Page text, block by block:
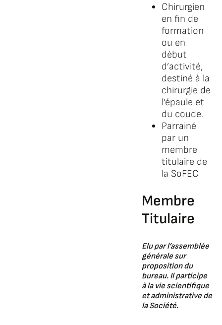
Chirurgien
en fin de
formation
ou en
début
d’activité,
destiné à la
chirurgie de
l’épaule et
du coude.
Parrainé
par un
membre
titulaire de
la SoFEC
Membre
Titulaire
Elu par l’assemblée
générale sur
proposition du
bureau. Il participe
à la vie scientifique
et administrative de
la Société.